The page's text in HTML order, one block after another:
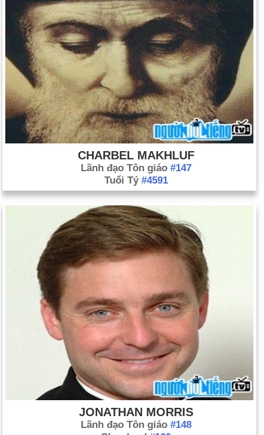
CHARBEL MAKHLUF
Lãnh đạo Tôn giáo #147
Tuổi Tý #4591
JONATHAN MORRIS
Lãnh đạo Tôn giáo #148